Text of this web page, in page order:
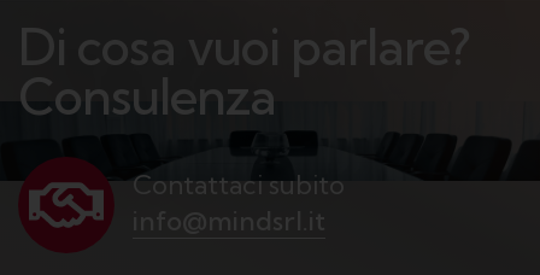
Di cosa vuoi parlare?
Busi
Contattaci subito
info@mindsrl.it